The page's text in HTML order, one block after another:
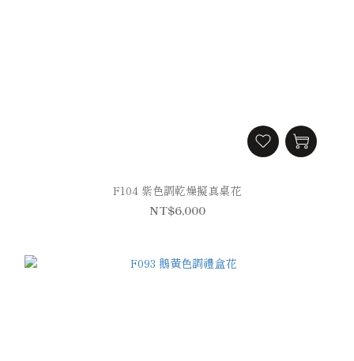
F104 紫色調乾燥擬真桌花
NT$6,000